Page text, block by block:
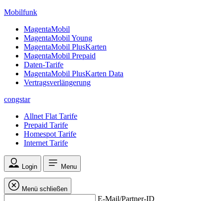
Mobilfunk
MagentaMobil
MagentaMobil Young
MagentaMobil PlusKarten
MagentaMobil Prepaid
Daten-Tarife
MagentaMobil PlusKarten Data
Vertragsverlängerung
congstar
Allnet Flat Tarife
Prepaid Tarife
Homespot Tarife
Internet Tarife
Login Menu
Menü schließen
E-Mail/Partner-ID